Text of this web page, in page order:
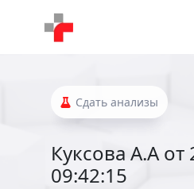
Сдать анализы
Куксова А.А от
09:42:15